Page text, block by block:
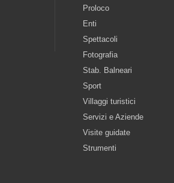
Proloco
Enti
Spettacoli
Fotografia
Stab. Balneari
Sport
Villaggi turistici
Servizi e Aziende
Visite guidate
Strumenti